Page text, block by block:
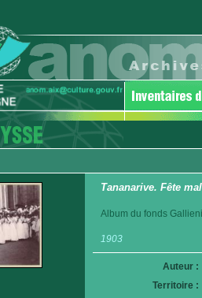
Tananarive. Fête
Album du fonds
1903
Auteur :
Territoire :